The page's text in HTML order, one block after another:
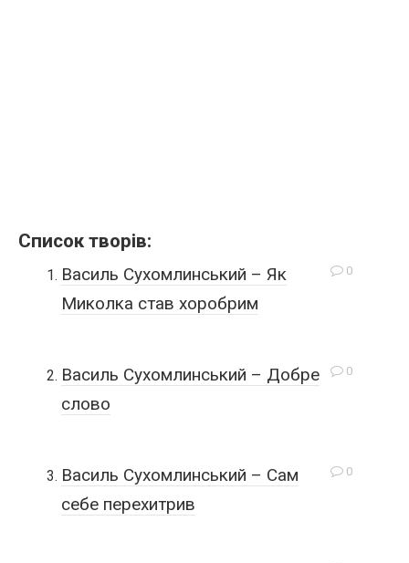
Список творів:
0
Василь Сухомлинський – Як
Миколка став хоробрим
0
Василь Сухомлинський – Добре
слово
0
Василь Сухомлинський – Сам
себе перехитрив